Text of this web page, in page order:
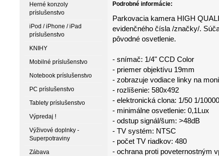
Herné konzoly
príslušenstvo
iPod / iPhone / iPad
príslušenstvo
KNIHY
Mobilné príslušenstvo
Notebook príslušenstvo
PC príslušenstvo
Tablety príslušenstvo
Výpredaj !
Výživové doplnky -
Superpotraviny
Zábava
Podrobné informácie:
Parkovacia kamera HIGH
evidenčného čísla /značky/.
pôvodné osvetlenie.
- snímač: 1/4" CCD Color
- priemer objektívu 19mm
- zobrazuje vodiace linky na
- rozlíšenie: 580x492
- elektronická clona: 1/50 1/
- minimálne osvetlenie: 0,1Lux
- odstup signál/šum: >48dB
- TV systém: NTSC
- počet TV riadkov: 480
- ochrana proti poveternostným